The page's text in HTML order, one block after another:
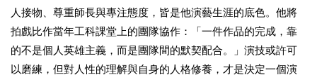
人接物、尊重師長與專注態度，皆是他演藝生涯的底色。他將
拍戲比作當年工科課堂上的團隊協作：「一件作品的完成，靠
的不是個人英雄主義，而是團隊間的默契配合。」演技或許可
以磨練，但對人性的理解與自身的人格修養，才是決定一個演